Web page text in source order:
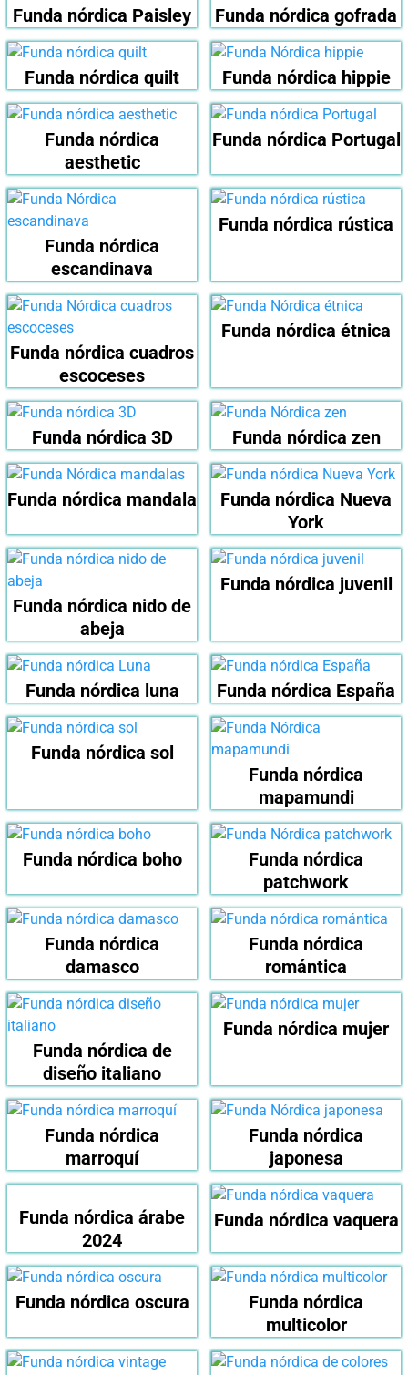
Funda nórdica Paisley Funda nórdica gofrada
Funda nórdica quilt Funda nórdica hippie
Funda nórdica
aesthetic
Funda nórdica Portugal
Funda nórdica
escandinava
Funda nórdica rústica
Funda nórdica cuadros
escoceses
Funda nórdica étnica
Funda nórdica 3D Funda nórdica zen
Funda nórdica mandala
Funda nórdica Nueva
York
Funda nórdica nido de
abeja
Funda nórdica juvenil
Funda nórdica luna Funda nórdica España
Funda nórdica sol
Funda nórdica
mapamundi
Funda nórdica boho
Funda nórdica
patchwork
Funda nórdica
damasco
Funda nórdica
romántica
Funda nórdica de
diseño italiano
Funda nórdica mujer
Funda nórdica
marroquí
Funda nórdica
japonesa
Funda nórdica árabe
2024
Funda nórdica vaquera
Funda nórdica oscura
Funda nórdica
multicolor